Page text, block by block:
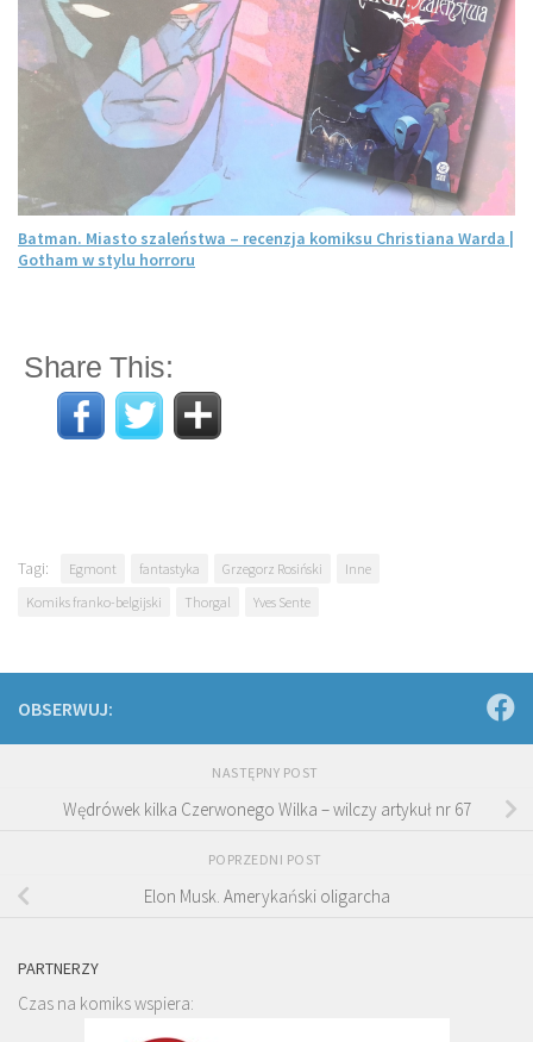
Batman. Miasto szaleństwa – recenzja komiksu Christiana Warda |
Gotham w stylu horroru
Share This:
Tagi: Egmont fantastyka Grzegorz Rosiński
Inne
Komiks franko-belgijski
Thorgal Yves Sente
OBSERWUJ:
NASTĘPNY POST
Wędrówek kilka Czerwonego Wilka – wilczy artykuł nr 67
POPRZEDNI POST
Elon Musk. Amerykański oligarcha
PARTNERZY
Czas na komiks wspiera: